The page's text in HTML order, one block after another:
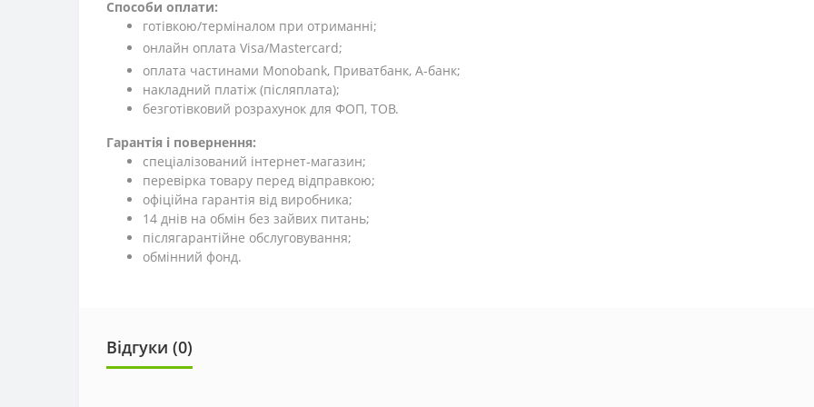
Способи оплати:
готівкою/терміналом при отриманні;
онлайн оплата Visa/Mastercard;
оплата частинами Monobank, Приватбанк, А-банк;
накладний платіж (післяплата);
безготівковий розрахунок для ФОП, ТОВ.
Гарантія і повернення:
спеціалізований інтернет-магазин;
перевірка товару перед відправкою;
офіційна гарантія від виробника;
14 днів на обмін без зайвих питань;
післягарантійне обслуговування;
обмінний фонд.
Відгуки (0)